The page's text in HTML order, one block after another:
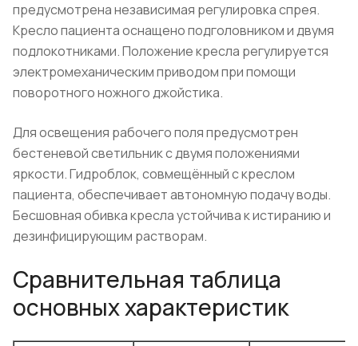
предусмотрена независимая регулировка спрея.
Кресло пациента оснащено подголовником и двумя
подлокотниками. Положение кресла регулируется
электромеханическим приводом при помощи
поворотного ножного джойстика.
Для освещения рабочего поля предусмотрен
бестеневой светильник с двумя положениями
яркости. Гидроблок, совмещённый с креслом
пациента, обеспечивает автономную подачу воды.
Бесшовная обивка кресла устойчива к истиранию и
дезинфицирующим растворам.
Сравнительная таблица
основных характеристик